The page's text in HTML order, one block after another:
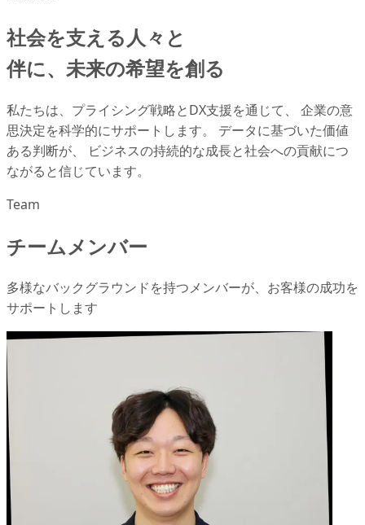
社会を支える人々と
伴に、未来の希望を創る
私たちは、プライシング戦略とDX支援を通じて、 企業の意
思決定を科学的にサポートします。 データに基づいた価値
ある判断が、 ビジネスの持続的な成長と社会への貢献につ
ながると信じています。
Team
チームメンバー
多様なバックグラウンドを持つメンバーが、お客様の成功を
サポートします